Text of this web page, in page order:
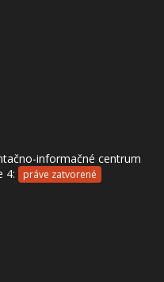
informačné centrum
4:
práve zatvorené